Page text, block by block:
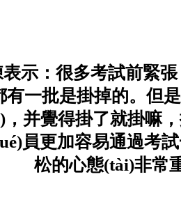
示：很多考試前緊
一批是掛掉的。但
并覺得掛了就掛嘛
員更加容易通過考試
松的心態(tài)非常重